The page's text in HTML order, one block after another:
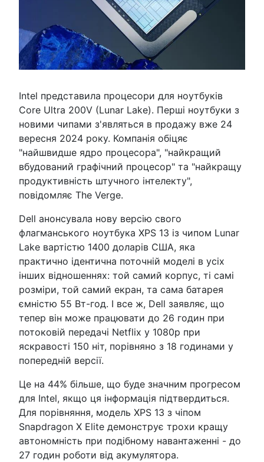
Intel представила процесори для ноутбуків
Core Ultra 200V (Lunar Lake). Перші ноутбуки з
новими чипами з'являться в продажу вже 24
вересня 2024 року. Компанія обіцяє
"найшвидше ядро процесора", "найкращий
вбудований графічний процесор" та "найкращу
продуктивність штучного інтелекту",
повідомляє The Verge.
Dell анонсувала нову версію свого
флагманського ноутбука XPS 13 із чипом Lunar
Lake вартістю 1400 доларів США, яка
практично ідентична поточній моделі в усіх
інших відношеннях: той самий корпус, ті самі
розміри, той самий екран, та сама батарея
ємністю 55 Вт-год. І все ж, Dell заявляє, що
тепер він може працювати до 26 годин при
потоковій передачі Netflix у 1080p при
яскравості 150 ніт, порівняно з 18 годинами у
попередній версії.
Це на 44% більше, що буде значним прогресом
для Intel, якщо ця інформація підтвердиться.
Для порівняння, модель XPS 13 з чіпом
Snapdragon X Elite демонструє трохи кращу
автономність при подібному навантаженні - до
27 годин роботи від акумулятора.